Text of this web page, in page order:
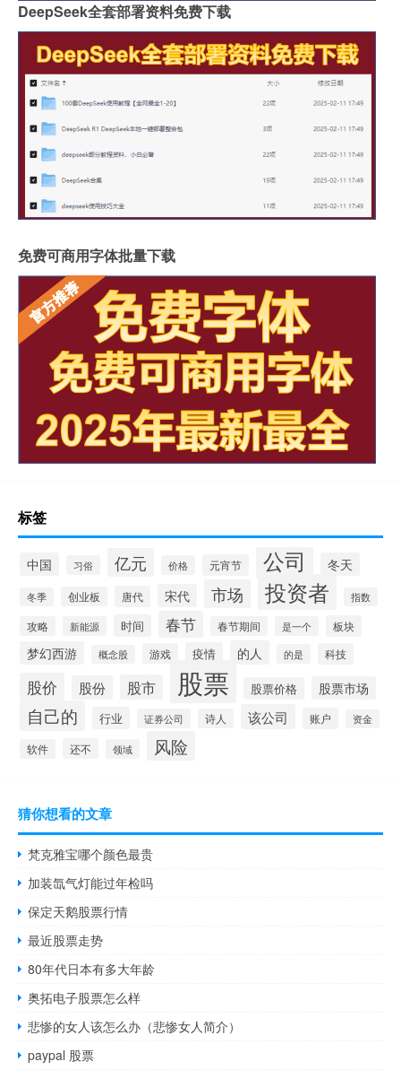
DeepSeek全套部署资料免费下载
免费可商用字体批量下载
标签
中国 习俗 亿元 价格 元宵节 公司 冬天
冬季 创业板 唐代 宋代 市场 投资者 指数
攻略 新能源 时间 春节 春节期间 是一个 板块
梦幻西游 概念股 游戏 疫情 的人 的是 科技
股价 股份 股市 股票 股票价格 股票市场
自己的 行业 证券公司 诗人 该公司 账户 资金
软件 还不 领域 风险
猜你想看的文章
梵克雅宝哪个颜色最贵
加装氙气灯能过年检吗
保定天鹅股票行情
最近股票走势
80年代日本有多大年龄
奥拓电子股票怎么样
悲惨的女人该怎么办（悲惨女人简介）
paypal 股票